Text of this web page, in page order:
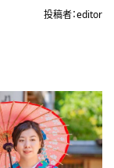
投稿者：editor